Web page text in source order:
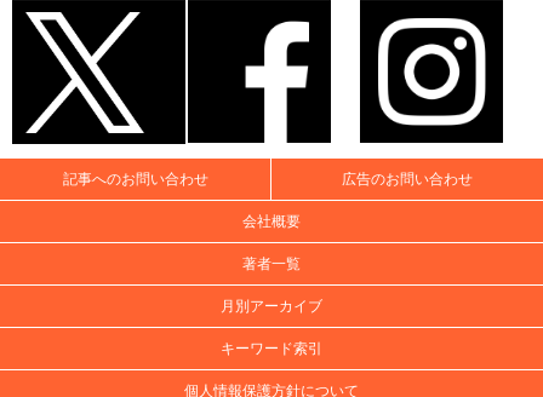
記事へのお問い合わせ 広告のお問い合わせ
会社概要
著者一覧
月別アーカイブ
キーワード索引
個人情報保護方針について